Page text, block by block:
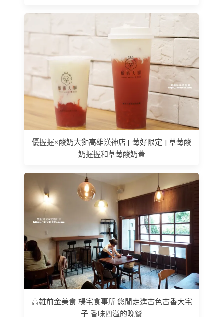
優握握×酸奶大獅高雄漢神店 [ 莓好限定 ] 草莓酸
奶握握和草莓酸奶蓋
高雄前金美食 楊宅食事所 悠閒走進古色古香大宅
子 香味四溢的晚餐